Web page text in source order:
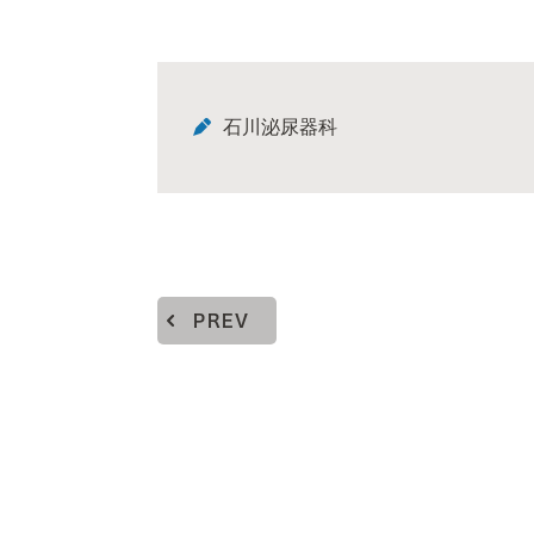
石川泌尿器科
PREV